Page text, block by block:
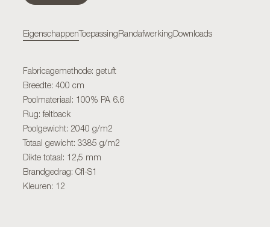
Eigenschappen Toepassing Randafwerking Downloads
Fabricagemethode: getuft
Breedte: 400 cm
Poolmateriaal: 100% PA 6.6
Rug: feltback
Poolgewicht: 2040 g/m2
Totaal gewicht: 3385 g/m2
Dikte totaal: 12,5 mm
Brandgedrag: Cfl-S1
Kleuren: 12